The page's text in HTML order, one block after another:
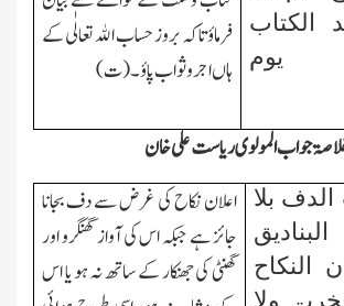
الکتاب
یوم
فرماؤ تاکہ بروز حساب اﷲ تعالٰی کے
ہاں اجر وثواب پاؤ۔(ت)
جواب المولوی ریاست علی خان
بلا
النکاح
ولا
اعلان نکاح کی غرض سے دف بجانا
جائز ہے جبکہ اس کی آواز گھنگھرو اور
گھنٹی کی جھنکار کے ساتھ نہ ہو یا اس